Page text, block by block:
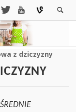
z dziczyzny
ŚREDNIE